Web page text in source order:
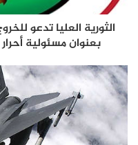
الثورية العليا تدعو
بعنوان مسئولية